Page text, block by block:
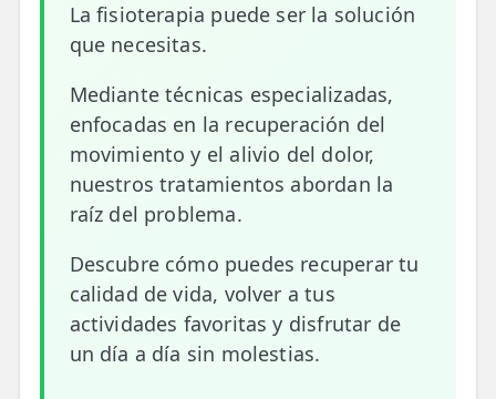
🎁 Tarjetas Regalo
❤️ Ofertas
CONTACTO
☎️ 91 005 23 63
📧 Contacta
ESPECIALIDADES
🩻 Fisioterapia Traumatológica
La fisioterapia puede ser la solución
que necesitas.
Mediante técnicas especializadas,
enfocadas en la recuperación del
movimiento y el alivio del dolor,
nuestros tratamientos abordan la
raíz del problema.
Descubre cómo puedes recuperar tu
calidad de vida, volver a tus
actividades favoritas y disfrutar de
un día a día sin molestias.